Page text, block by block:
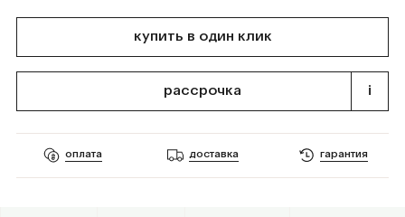
купить в один клик
рассрочка i
оплата доставка гарантия